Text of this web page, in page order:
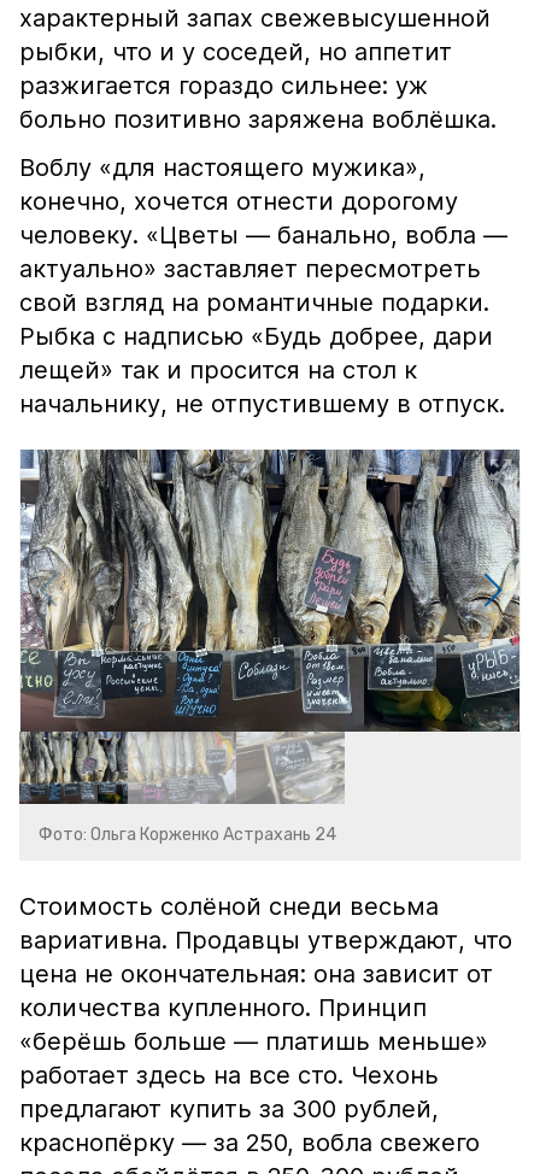
характерный запах свежевысушенной
рыбки, что и у соседей, но аппетит
разжигается гораздо сильнее: уж
больно позитивно заряжена воблёшка.
Воблу «для настоящего мужика»,
конечно, хочется отнести дорогому
человеку. «Цветы — банально, вобла —
актуально» заставляет пересмотреть
свой взгляд на романтичные подарки.
Рыбка с надписью «Будь добрее, дари
лещей» так и просится на стол к
начальнику, не отпустившему в отпуск.
Фото: Ольга Корженко Астрахань 24
Стоимость солёной снеди весьма
вариативна. Продавцы утверждают, что
цена не окончательная: она зависит от
количества купленного. Принцип
«берёшь больше — платишь меньше»
работает здесь на все сто. Чехонь
предлагают купить за 300 рублей,
краснопёрку — за 250, вобла свежего